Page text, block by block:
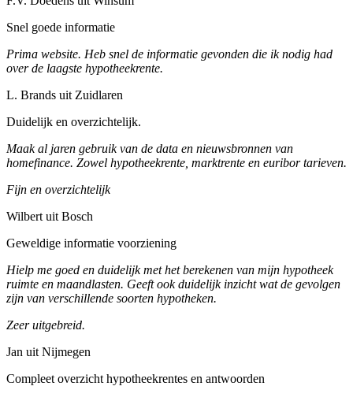
Snel goede informatie
Prima website. Heb snel de informatie gevonden die ik nodig had
over de laagste hypotheekrente.
L. Brands uit Zuidlaren
Duidelijk en overzichtelijk.
Maak al jaren gebruik van de data en nieuwsbronnen van
homefinance. Zowel hypotheekrente, marktrente en euribor tarieven.
Fijn en overzichtelijk
Wilbert uit Bosch
Geweldige informatie voorziening
Hielp me goed en duidelijk met het berekenen van mijn hypotheek
ruimte en maandlasten. Geeft ook duidelijk inzicht wat de gevolgen
zijn van verschillende soorten hypotheken.
Zeer uitgebreid.
Jan uit Nijmegen
Compleet overzicht hypotheekrentes en antwoorden